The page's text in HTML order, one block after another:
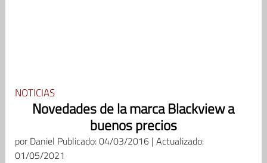
NOTICIAS
Novedades de la marca Blackview a
buenos precios
porDaniel Publicado: 04/03/2016 | Actualizado:
01/05/2021